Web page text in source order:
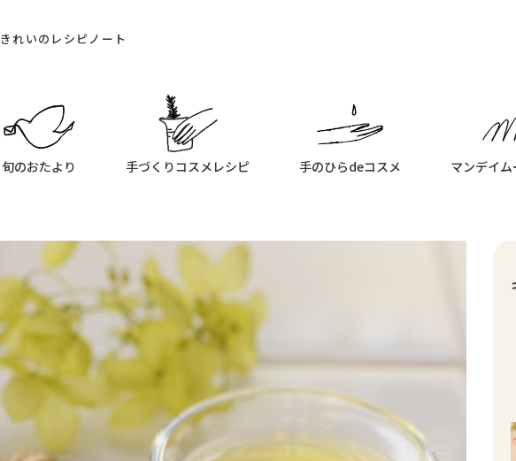
きれいのレシピノート
旬のおたより 手づくりコスメレシピ 手のひらdeコスメ マンデイ